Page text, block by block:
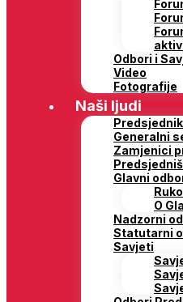
Odbori i
Video
Fotografije
Naši ljudi
Predsjednik
Generalni
Zamjenici
Glavni
O
Nadzorni
Statutarni
Savjeti